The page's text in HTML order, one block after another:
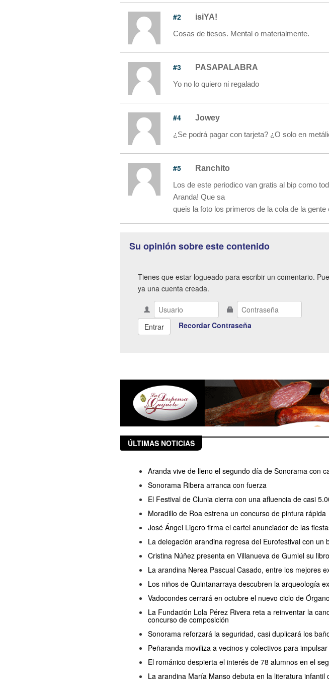
#2 isiYA!
Cosas de tiesos. Mental o materialmente.
#3 PASAPALABRA
Yo no lo quiero ni regalado
#4 Jowey
¿Se podrá pagar con tarjeta? ¿O solo en
#5 Ranchito
Los de este periodico van gratis al bip como
Aranda! Que sa
queis la foto los primeros de la cola de la gente
Su opinión sobre este contenido
Tienes que estar logueado para escribir un comentario.
ya una cuenta creada.
Recordar Contraseña
ÚLTIMAS NOTICIAS
Aranda vive de lleno el segundo día de Sonorama con
Sonorama Ribera arranca con fuerza
El Festival de Clunia cierra con una afluencia de casi
Moradillo de Roa estrena un concurso de pintura rápida
José Ángel Ligero firma el cartel anunciador de las
La delegación arandina regresa del Eurofestival con un
Cristina Núñez presenta en Villanueva de Gumiel su
La arandina Nerea Pascual Casado, entre los mejores
Los niños de Quintanarraya descubren la arqueología
Vadocondes cerrará en octubre el nuevo ciclo de
La Fundación Lola Pérez Rivera reta a reinventar la
concurso de composición
Sonorama reforzará la seguridad, casi duplicará los
Peñaranda moviliza a vecinos y colectivos para
El románico despierta el interés de 78 alumnos en el
La arandina María Manso debuta en la literatura